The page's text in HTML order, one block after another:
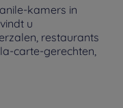
kamers in
u
restaurants
carte-gerechten,